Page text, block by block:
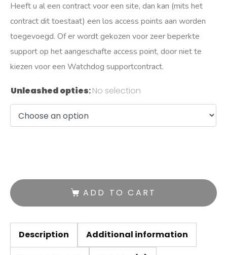
Heeft u al een contract voor een site, dan kan (mits het
contract dit toestaat) een los access points aan worden
toegevoegd. Of er wordt gekozen voor zeer beperkte
support op het aangeschafte access point, door niet te
kiezen voor een Watchdog supportcontract.
Unleashed opties:No selection
ADD TO CART
Description Additional information